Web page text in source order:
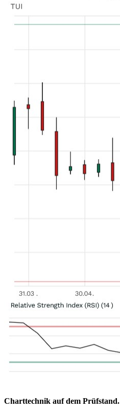
Charttechnik auf dem Prüfstand.